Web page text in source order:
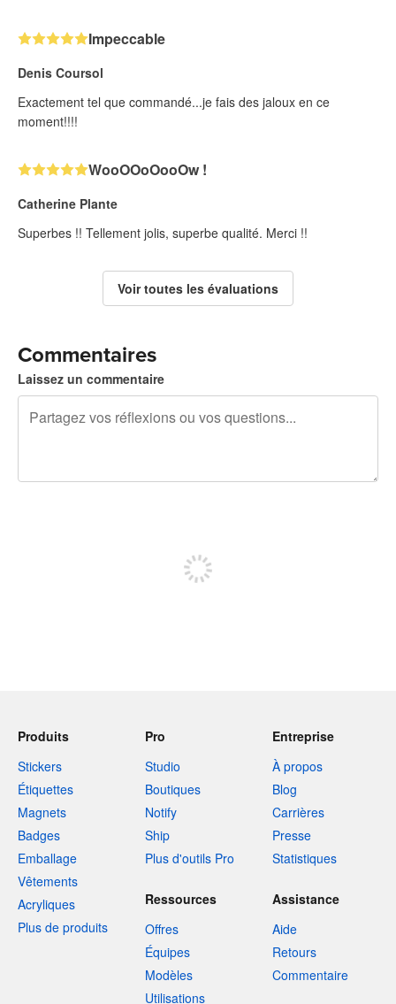
Impeccable
Denis Coursol
Exactement tel que commandé...je fais des jaloux en ce
moment!!!!
WooOOoOooOw !
Catherine Plante
Superbes !! Tellement jolis, superbe qualité. Merci !!
Voir toutes les évaluations
Commentaires
Laissez un commentaire
Produits
Stickers
Étiquettes
Magnets
Badges
Emballage
Vêtements
Acryliques
Plus de produits
Pro
Studio
Boutiques
Notify
Ship
Plus d'outils Pro
Entreprise
À propos
Blog
Carrières
Presse
Statistiques
Ressources
Offres
Équipes
Modèles
Utilisations
Assistance
Aide
Retours
Commentaire